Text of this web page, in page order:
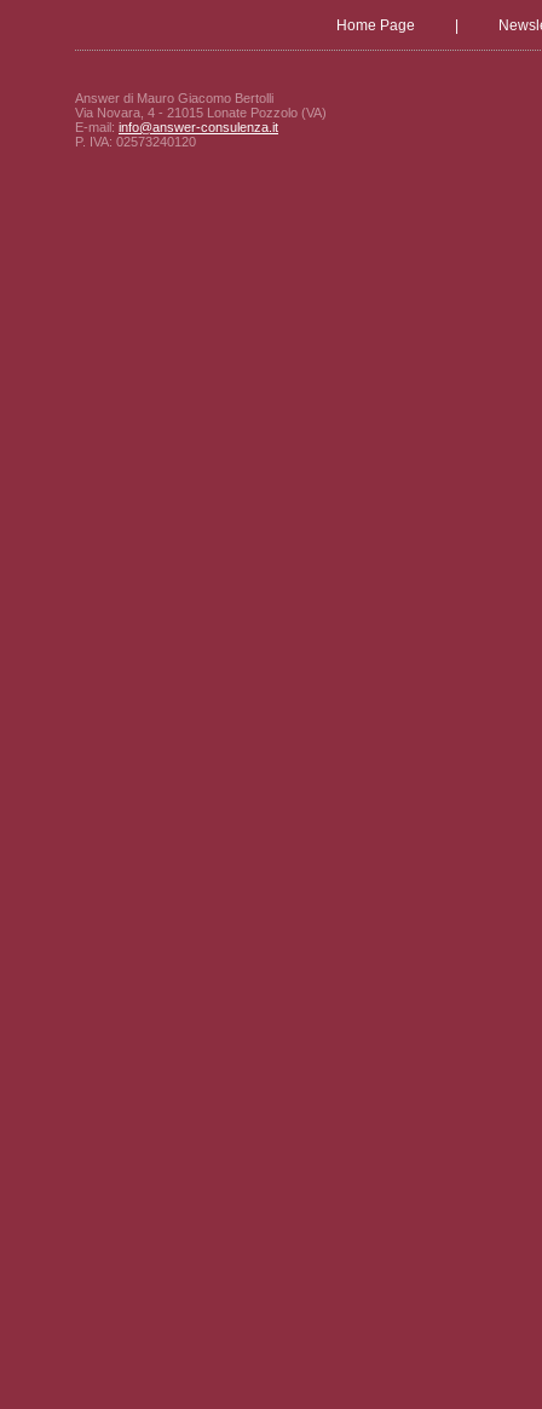
Home Page
Answer di Mauro Giacomo Bertolli
Via Novara, 4 - 21015 Lonate Pozzolo (VA)
E-mail: info@answer-consulenza.it
P. IVA: 02573240120